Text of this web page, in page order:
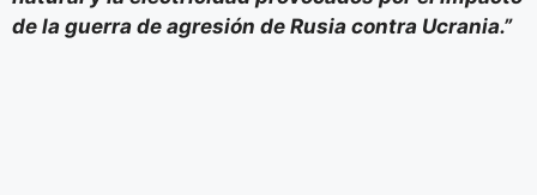
de la guerra de agresión de Rusia contra Ucrania.”